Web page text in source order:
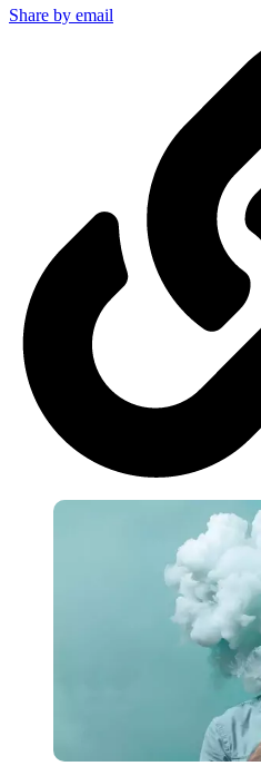
Share by email